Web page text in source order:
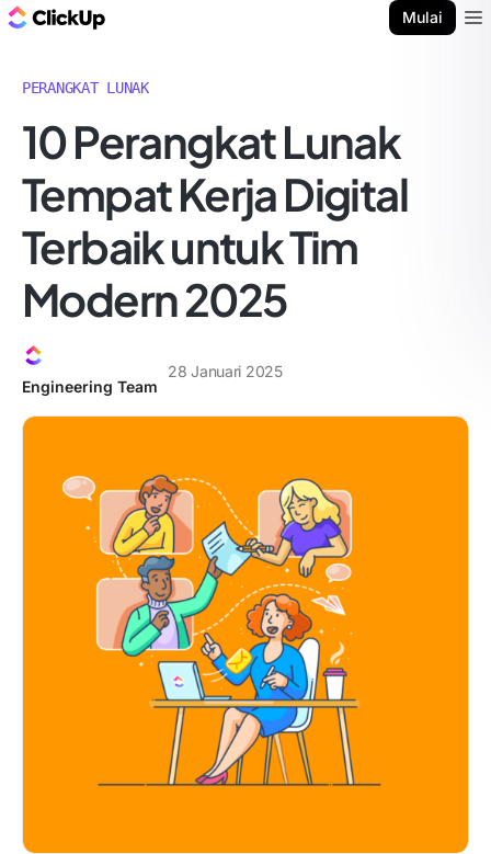
Mulai
PERANGKAT LUNAK
10 Perangkat Lunak
Tempat Kerja Digital
Terbaik untuk Tim
Modern 2025
Engineering Team
28 Januari 2025